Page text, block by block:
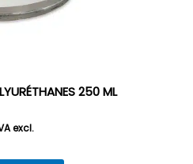
250 ML
excl.